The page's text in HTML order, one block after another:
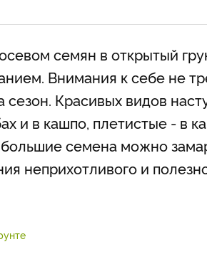
семян в открытый
Внимания к себе не
сезон. Красивых видов
и в кашпо, плетистые - в
большие семена можно
неприхотливого и